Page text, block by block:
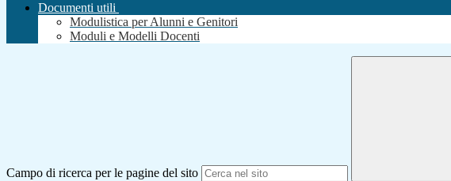
Documenti utili
Modulistica per Alunni e Genitori
Moduli e Modelli Docenti
Campo di ricerca per le pagine del sito